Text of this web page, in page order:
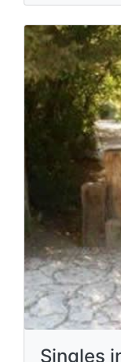
Singles